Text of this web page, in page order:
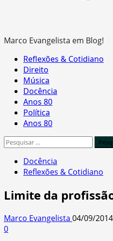
Marco Evangelista em Blog!
Primary
Menu
Reflexões & Cotidiano
Direito
Música
Docência
Anos 80
Política
Anos 80
Pesquisar
Docência
Reflexões & Cotidiano
Limite da
Marco Evangelista 04/09/2014
0